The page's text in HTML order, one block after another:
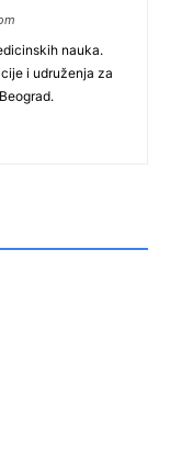
nauka.
i udruženja za